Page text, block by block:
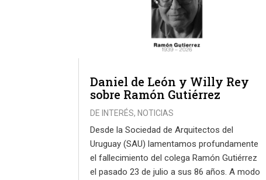
Daniel de León y Willy Rey
sobre Ramón Gutiérrez
DE INTERÉS, NOTICIAS
Desde la Sociedad de Arquitectos del
Uruguay (SAU) lamentamos profundamente
el fallecimiento del colega Ramón Gutiérrez
el pasado 23 de julio a sus 86 años. A modo